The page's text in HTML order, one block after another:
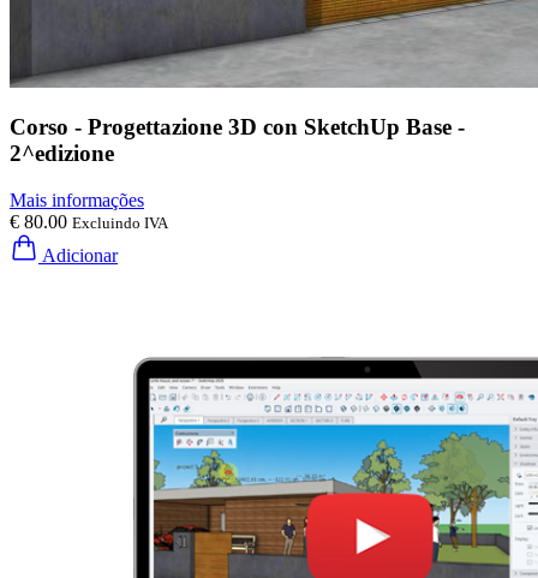
Corso - Progettazione 3D con SketchUp Base -
2^edizione
Mais informações
€ 80.00 Excluindo IVA
Adicionar